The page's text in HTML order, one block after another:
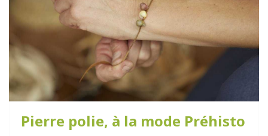
Pierre polie, à la mode Préhisto